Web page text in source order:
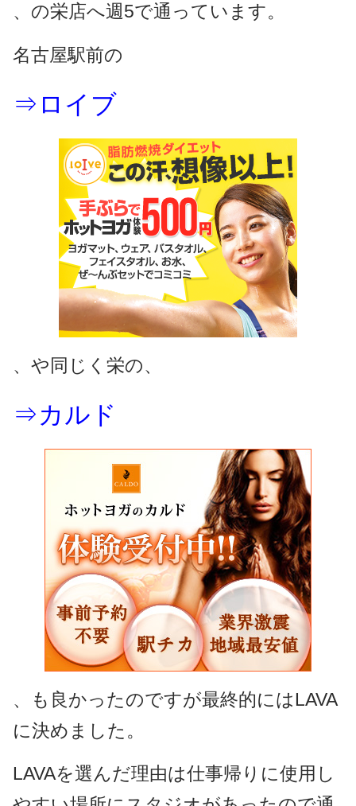
、の栄店へ週5で通っています。
名古屋駅前の
⇒ロイブ
、や同じく栄の、
⇒カルド
、も良かったのですが最終的にはLAVA
に決めました。
LAVAを選んだ理由は仕事帰りに使用し